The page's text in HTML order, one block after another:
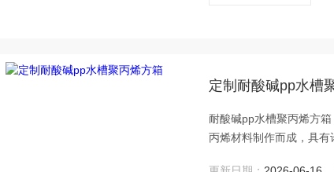
定制耐酸碱pp水槽
耐酸碱pp水槽聚丙烯方
丙烯材料制作而成，具有